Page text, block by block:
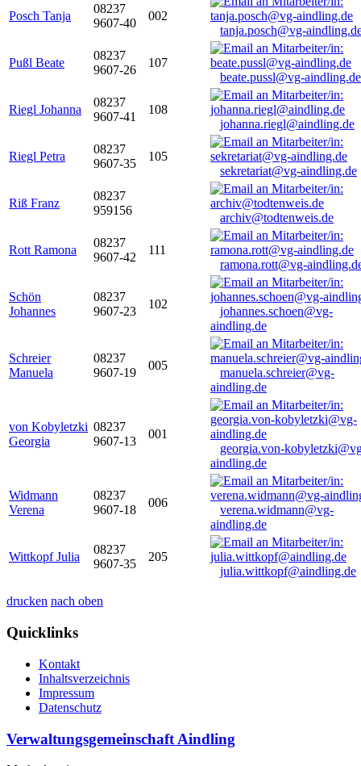
Posch Tanja
08237
9607-40
002
tanja.posch@vg-
Pußl Beate
08237
9607-26
107
beate.pussl@vg-aindling.de
Riegl Johanna
08237
9607-41
108
johanna.riegl@aindling.de
Riegl Petra
08237
9607-35
105
sekretariat@vg-aindling.de
Riß Franz
08237
959156
archiv@todtenweis.de
Rott Ramona
08237
9607-42
111
ramona.rott@vg-
Schön
Johannes
08237
9607-23
102
johannes.schoen@vg-
aindling.de
Schreier
Manuela
08237
9607-19
005
manuela.schreier@vg-
aindling.de
von Kobyletzki
Georgia
08237
9607-13
001
georgia.von-
aindling.de
Widmann
Verena
08237
9607-18
006
verena.widmann@vg-
aindling.de
Wittkopf Julia
08237
9607-35
205
julia.wittkopf@aindling.de
drucken nach oben
Quicklinks
Kontakt
Inhaltsverzeichnis
Impressum
Datenschutz
Verwaltungsgemeinschaft Aindling